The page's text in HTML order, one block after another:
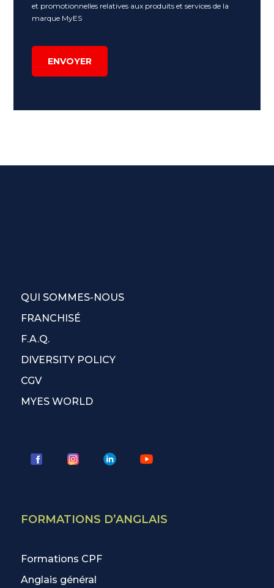
et promotionnelles relatives aux produits et services de la
marque MyES
ENVOYER
QUI SOMMES-NOUS
FRANCHISÉ
F.A.Q.
DIVERSITY POLICY
CGV
MYES WORLD
FORMATIONS D’ANGLAIS
Formations CPF
Anglais général